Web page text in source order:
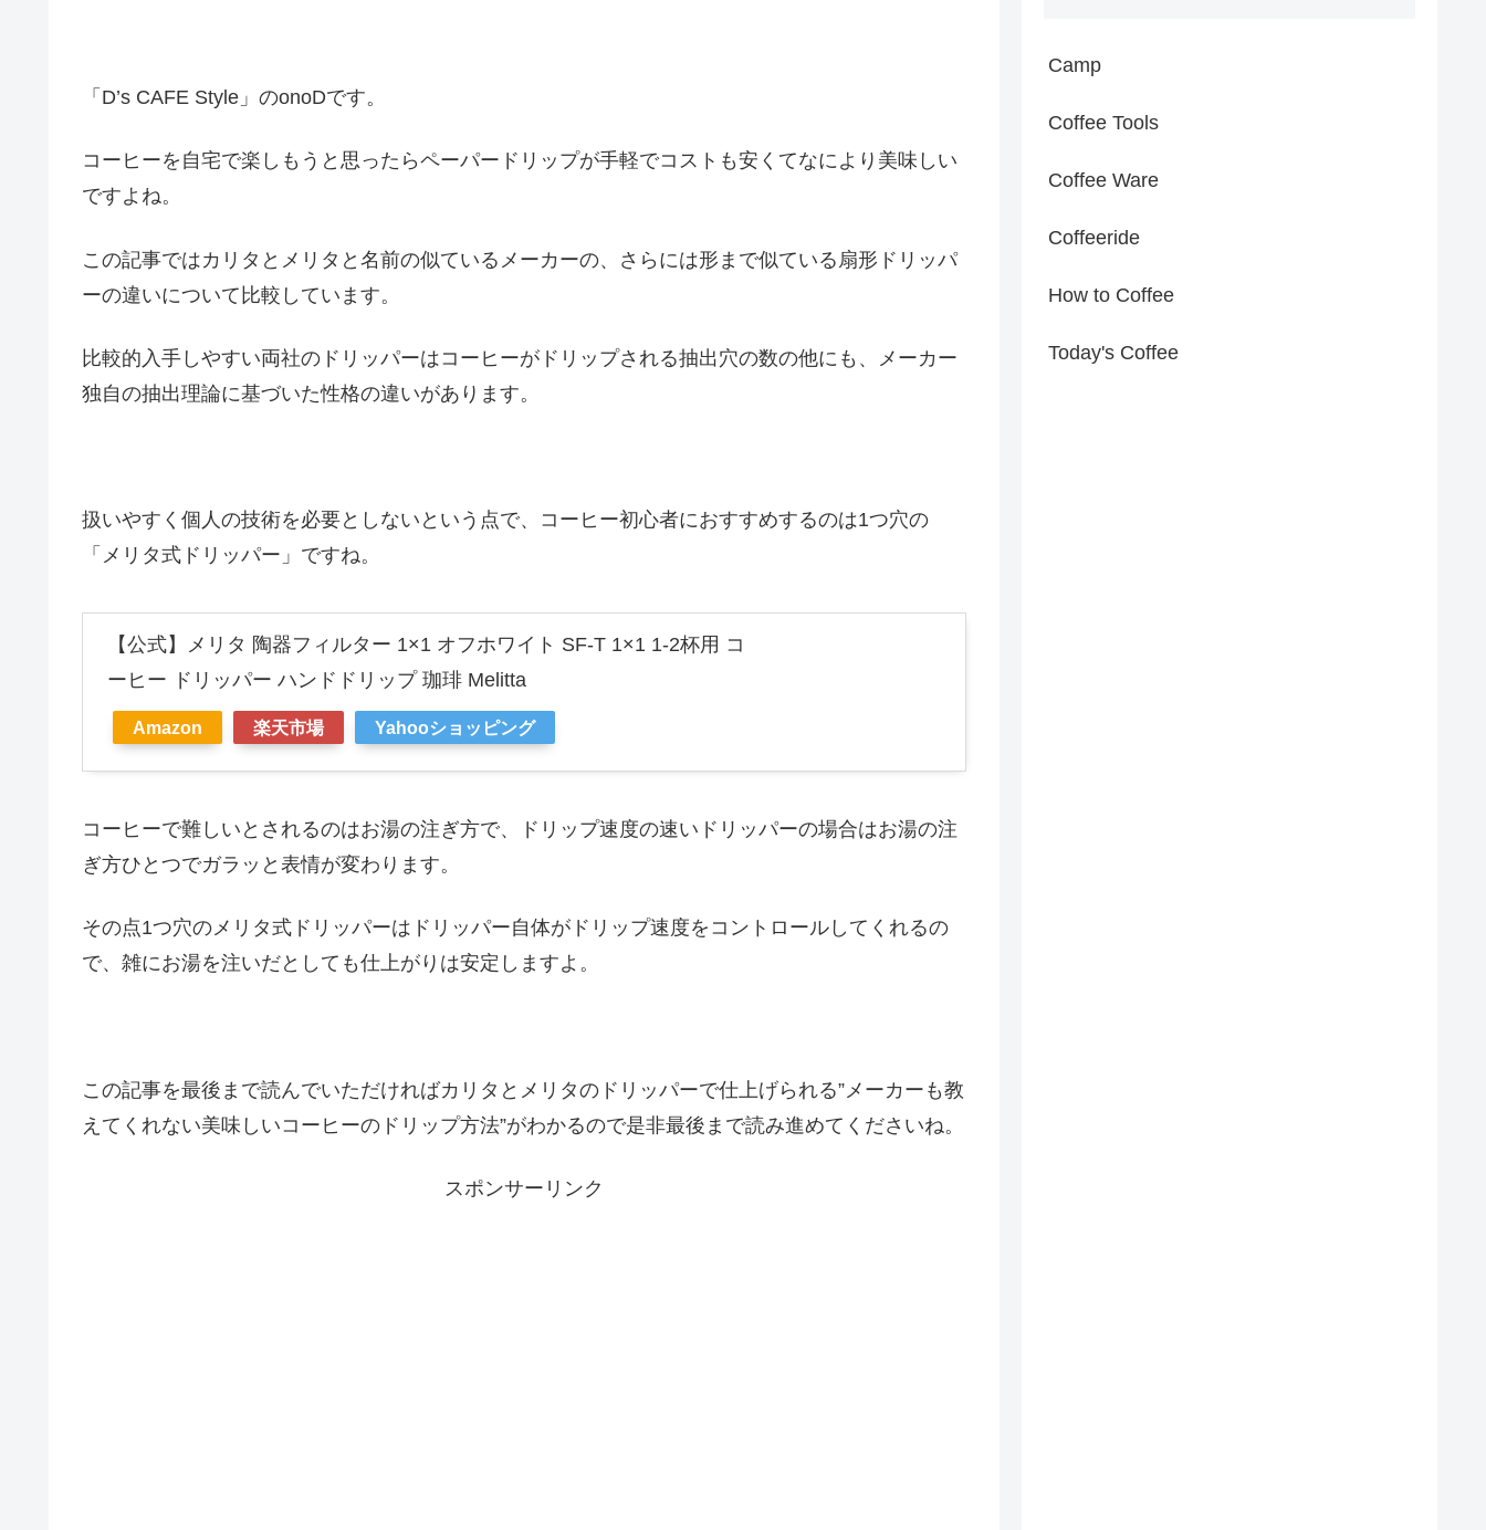
「D’s CAFE Style」のonoDです。
コーヒーを自宅で楽しもうと思ったらペーパードリップが手軽でコストも安くてなにより美味しい
ですよね。
この記事ではカリタとメリタと名前の似ているメーカーの、さらには形まで似ている扇形ドリッパ
ーの違いについて比較しています。
比較的入手しやすい両社のドリッパーはコーヒーがドリップされる抽出穴の数の他にも、メーカー
独自の抽出理論に基づいた性格の違いがあります。
扱いやすく個人の技術を必要としないという点で、コーヒー初心者におすすめするのは1つ穴の
「メリタ式ドリッパー」ですね。
【公式】メリタ 陶器フィルター 1×1 オフホワイト SF-T 1×1 1-2杯用 コ
ーヒー ドリッパー ハンドドリップ 珈琲 Melitta
Amazon 楽天市場 Yahooショッピング
コーヒーで難しいとされるのはお湯の注ぎ方で、ドリップ速度の速いドリッパーの場合はお湯の注
ぎ方ひとつでガラッと表情が変わります。
その点1つ穴のメリタ式ドリッパーはドリッパー自体がドリップ速度をコントロールしてくれるの
で、雑にお湯を注いだとしても仕上がりは安定しますよ。
この記事を最後まで読んでいただければカリタとメリタのドリッパーで仕上げられる”メーカーも教
えてくれない美味しいコーヒーのドリップ方法”がわかるので是非最後まで読み進めてくださいね。
スポンサーリンク
Camp
Coffee Tools
Coffee Ware
Coffeeride
How to Coffee
Today's Coffee